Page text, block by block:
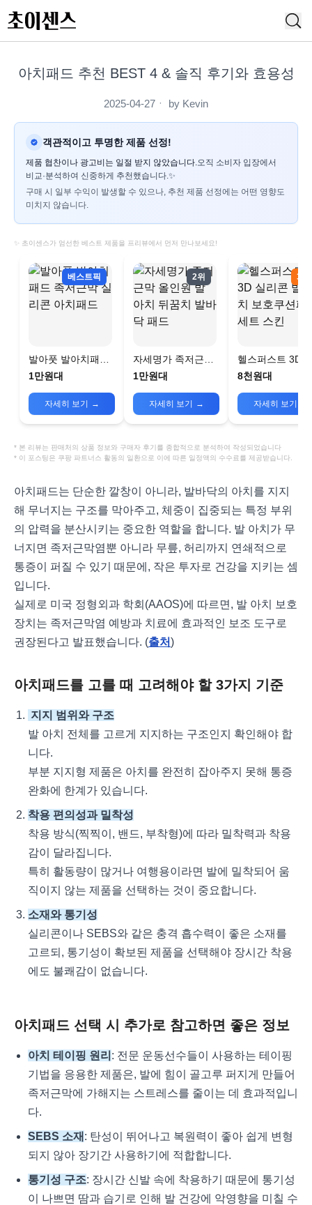
아치패드 추천 BEST 4 & 솔직 후기와 효용성
2025-04-27 ㆍ by Kevin
객관적이고 투명한 제품 선정!
제품 협찬이나 광고비는 일절 받지 않았습니다.오직 소비자 입장에서
비교·분석하여 신중하게 추천했습니다.✨
구매 시 일부 수익이 발생할 수 있으나, 추천 제품 선정에는 어떤 영향도
미치지 않습니다.
✨ 초이센스가 엄선한 베스트 제품을 프리뷰에서 먼저 만나보세요!
베스트픽
발아풋 발아치패드
족저근막 실리콘 아
1만원대
자세히 보기 →
2위
자세명가 족저근막
올인원 발 아치 뒤꿈
1만원대
자세히 보기 →
3위
헬스퍼스트 3D
콘 발 아치 보호
8천원대
자세히 보기
* 본 리뷰는 판매처의 상품 정보와 구매자 후기를 종합적으로 분석하여 작성되었습니다
* 이 포스팅은 쿠팡 파트너스 활동의 일환으로 이에 따른 일정액의 수수료를 제공받습니다.
아치패드는 단순한 깔창이 아니라, 발바닥의 아치를 지지
해 무너지는 구조를 막아주고, 체중이 집중되는 특정 부위
의 압력을 분산시키는 중요한 역할을 합니다. 발 아치가 무
너지면 족저근막염뿐 아니라 무릎, 허리까지 연쇄적으로
통증이 퍼질 수 있기 때문에, 작은 투자로 건강을 지키는 셈
입니다.
실제로 미국 정형외과 학회(AAOS)에 따르면, 발 아치 보호
장치는 족저근막염 예방과 치료에 효과적인 보조 도구로
권장된다고 발표했습니다. (출처)
아치패드를 고를 때 고려해야 할 3가지 기준
지지 범위와 구조
발 아치 전체를 고르게 지지하는 구조인지 확인해야 합
니다.
부분 지지형 제품은 아치를 완전히 잡아주지 못해 통증
완화에 한계가 있습니다.
착용 편의성과 밀착성
착용 방식(찍찍이, 밴드, 부착형)에 따라 밀착력과 착용
감이 달라집니다.
특히 활동량이 많거나 여행용이라면 발에 밀착되어 움
직이지 않는 제품을 선택하는 것이 중요합니다.
소재와 통기성
실리콘이나 SEBS와 같은 충격 흡수력이 좋은 소재를
고르되, 통기성이 확보된 제품을 선택해야 장시간 착용
에도 불쾌감이 없습니다.
아치패드 선택 시 추가로 참고하면 좋은 정보
아치 테이핑 원리 : 전문 운동선수들이 사용하는 테이핑
기법을 응용한 제품은, 발에 힘이 골고루 퍼지게 만들어
족저근막에 가해지는 스트레스를 줄이는 데 효과적입니
다.
SEBS 소재 : 탄성이 뛰어나고 복원력이 좋아 쉽게 변형
되지 않아 장기간 사용하기에 적합합니다.
통기성 구조: 장시간 신발 속에 착용하기 때문에 통기성
이 나쁘면 땀과 습기로 인해 발 건강에 악영향을 미칠 수